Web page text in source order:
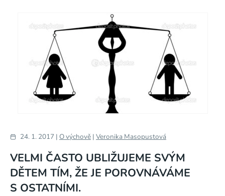
24. 1. 2017 | O výchově | Veronika Masopustová
VELMI ČASTO UBLIŽUJEME SVÝM
DĚTEM TÍM, ŽE JE POROVNÁVÁME
S OSTATNÍMI.